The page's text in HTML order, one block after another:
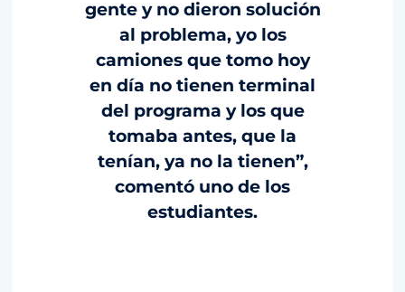
gente y no dieron solución
al problema, yo los
camiones que tomo hoy
en día no tienen terminal
del programa y los que
tomaba antes, que la
tenían, ya no la tienen”,
comentó uno de los
estudiantes.